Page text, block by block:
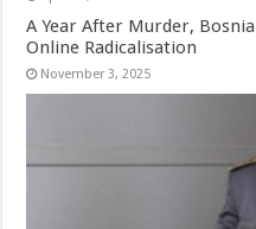
A Year After Murder,
Online Radicalisation
November 3, 2025